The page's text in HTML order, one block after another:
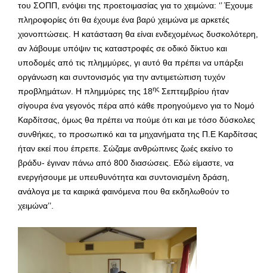
του ΣΟΠΠ, ενόψει της προετοιμασίας για το χειμώνα: ‘’ Έχουμε
πληροφορίες ότι θα έχουμε ένα βαρύ χειμώνα με αρκετές
χιονοπτώσεις. Η κατάσταση θα είναι ενδεχομένως δυσκολότερη,
αν λάβουμε υπόψιν τις καταστροφές σε οδικό δίκτυο και
υποδομές από τις πλημμύρες, γι αυτό θα πρέπει να υπάρξει
οργάνωση και συντονισμός για την αντιμετώπιση τυχόν
προβλημάτων. Η πλημμύρες της 18ης Σεπτεμβρίου ήταν
σίγουρα ένα γεγονός πέρα από κάθε προηγούμενο για το Νομό
Καρδίτσας, όμως θα πρέπει να πούμε ότι και με τόσο δύσκολες
συνθήκες, το προσωπικό και τα μηχανήματα της Π.Ε Καρδίτσας
ήταν εκεί που έπρεπε. Σώζαμε ανθρώπινες ζωές εκείνο το
βράδυ- έγιναν πάνω από 800 διασώσεις. Εδώ είμαστε, να
ενεργήσουμε με υπευθυνότητα και συντονισμένη δράση,
ανάλογα με τα καιρικά φαινόμενα που θα εκδηλωθούν το
χειμώνα’’.